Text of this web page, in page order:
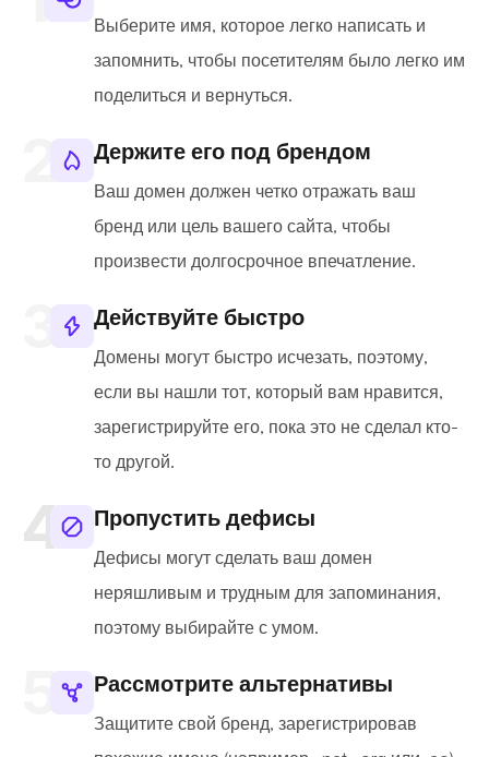
Выберите имя, которое легко написать и
запомнить, чтобы посетителям было легко им
поделиться и вернуться.
Держите его под брендом
Ваш домен должен четко отражать ваш
бренд или цель вашего сайта, чтобы
произвести долгосрочное впечатление.
Действуйте быстро
Домены могут быстро исчезать, поэтому,
если вы нашли тот, который вам нравится,
зарегистрируйте его, пока это не сделал кто-
то другой.
Пропустить дефисы
Дефисы могут сделать ваш домен
неряшливым и трудным для запоминания,
поэтому выбирайте с умом.
Рассмотрите альтернативы
Защитите свой бренд, зарегистрировав